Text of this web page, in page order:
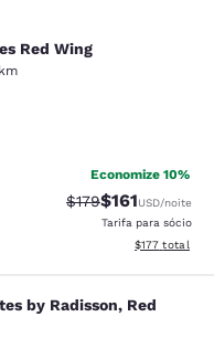
Wing
Red Wing
Bom. 330 avaliações
Economize 10%
Tarifa anterior
$179Tarifa com
$161USD/noite
Tarifa para sócio
Exibir
$177 total
by Radisson,
by Radisson, Red